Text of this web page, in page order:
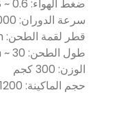
ضغط الهواء: 0.6 ~ 0.8 ميجا باسكال
سرعة الدوران: 25000 دورة / دقيقة
قطر لقمة الطحن: 5mm
طول الطحن: 30 ~ 60mm
الوزن: 300 كجم
حجم الماكينة: 1200 * 1200 * 1700 مم